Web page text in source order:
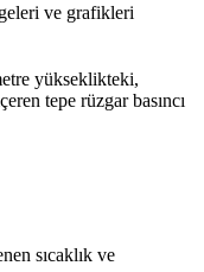
ve grafikleri
yükseklikteki,
tepe rüzgar basıncı
sıcaklık ve